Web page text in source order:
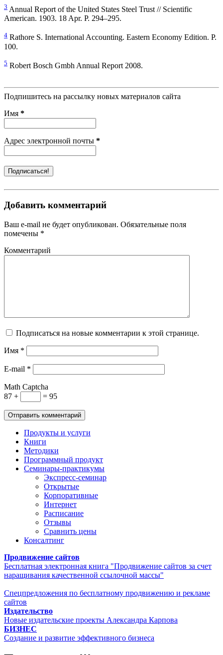
3 Annual Report of the United States Steel Trust // Scientific
American. 1903. 18 Apr. P. 294–295.
4 Rathore S. International Accounting. Eastern Economy Edition. P.
100.
5 Robert Bosch Gmbh Annual Report 2008.
Подпишитесь на рассылку новых материалов сайта
Имя *
Адрес электронной почты *
Добавить комментарий
Ваш e-mail не будет опубликован. Обязательные поля
помечены *
Комментарий
Подписаться на новые комментарии к этой странице.
Имя *
E-mail *
Math Captcha
87 +
= 95
Продукты и услуги
Книги
Методики
Программный продукт
Семинары-практикумы
Экспресс-семинар
Открытые
Корпоративные
Интернет
Расписание
Отзывы
Сравнить цены
Консалтинг
Продвижение сайтов
Бесплатная электронная книга "Продвижение сайтов за счет
наращивания качественной ссылочной массы"
Спецпредложения по бесплатному продвижению и рекламе
сайтов
Издательство
Новые издательские проекты Александра Карпова
БИЗНЕС
Создание и развитие эффективного бизнеса